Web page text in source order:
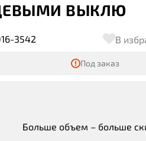
ВЫКЛЮ
3542 В
Под заказ
Больше объем – больше